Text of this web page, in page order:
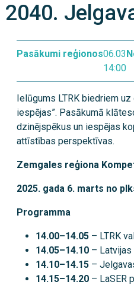
Pasākumi reģionos06.03
14:00
Ielūgums LTRK biedriem uz
iespējas”. Pasākumā
dzinējspēkus un iespējas
attīstības perspektīvas.
Zemgales reģiona
2025. gada 6. marts no
Programma
14.00–14.05 – LTRK
14.05–14.10 – Latvijas
14.10–14.15 –
14.15–14.20 – LaSER